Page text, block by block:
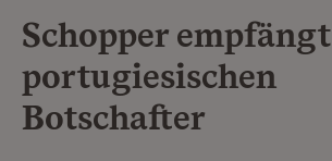
Schopper empfängt
portugiesischen
Botschafter